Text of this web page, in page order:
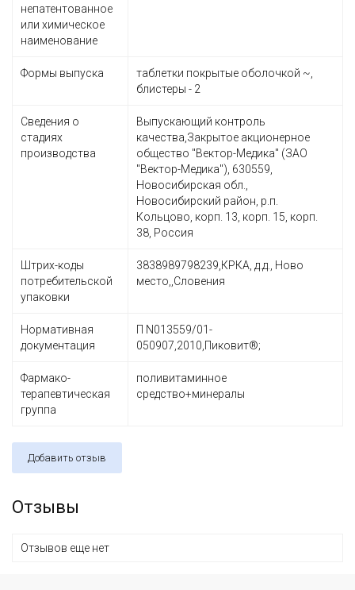
непатентованное
или химическое
наименование
Формы выпуска
таблетки покрытые оболочкой ~,
блистеры - 2
Сведения о
стадиях
производства
Выпускающий контроль
качества,Закрытое акционерное
общество "Вектор-Медика" (ЗАО
"Вектор-Медика"), 630559,
Новосибирская обл.,
Новосибирский район, р.п.
Кольцово, корп. 13, корп. 15, корп.
38, Россия
Штрих-коды
потребительской
упаковки
3838989798239,КРКА, д.д., Ново
место,,Словения
Нормативная
документация
П N013559/01-
050907,2010,Пиковит®;
Фармако-
терапевтическая
группа
поливитаминное
средство+минералы
Добавить отзыв
Отзывы
Отзывов еще нет